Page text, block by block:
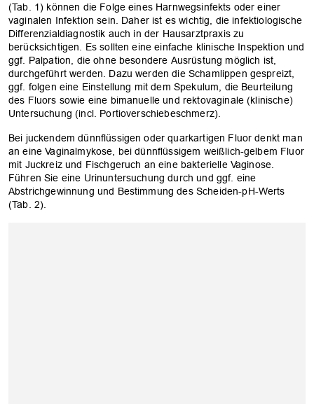
(Tab. 1) können die ­Folge eines Harnwegsinfekts oder einer
vaginalen Infektion sein. Daher ist es wichtig, die infektiologische
Differenzialdia­gnostik auch in der Hausarztpraxis zu
berücksichtigen. Es sollten eine einfache klinische Inspektion und
ggf. Palpation, die ohne besondere Ausrüstung möglich ist,
durchgeführt werden. Dazu werden die Schamlippen gespreizt,
ggf. folgen eine Einstellung mit dem Spekulum, die Beurteilung
des Fluors sowie eine bimanuelle und rektovaginale (klinische)
Untersuchung (incl. Portioverschiebeschmerz).
Bei juckendem dünnflüssigen oder quarkartigen Fluor denkt man
an eine Vaginalmykose, bei dünnflüssigem weißlich-gelbem Fluor
mit Juckreiz und Fischgeruch an eine bakterielle Vaginose.
Führen Sie eine Urinuntersuchung durch und ggf. eine
Abstrichgewinnung und Bestimmung des Scheiden-pH-Werts
(Tab. 2).